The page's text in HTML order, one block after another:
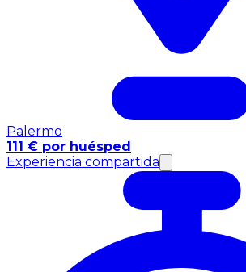
Palermo
111 € por huésped
Experiencia compartida